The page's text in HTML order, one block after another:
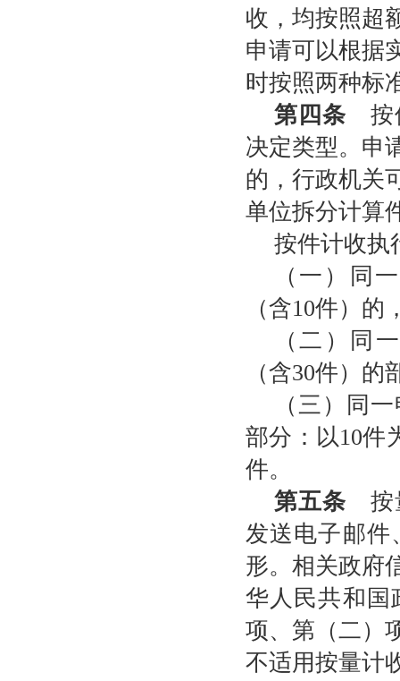
收，均按照超
申请可以根据
时按照两种标
第四条 按
决定类型。申
的，行政机关
单位拆分计算
按件计收执
（一）同
（含10件）的
（二）同
（含30件）的
（三）同
部分：以10件
件。
第五条 按
发送电子邮件
形。相关政府
华人民共和国
项、第（二）
不适用按量计